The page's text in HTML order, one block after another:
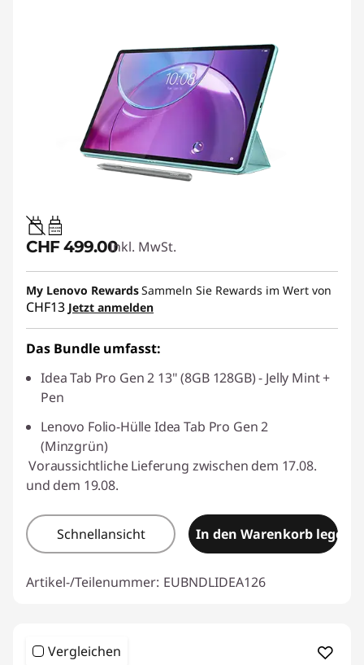
20W-60W
USB PD
CHF 499.00Inkl. MwSt.
My Lenovo RewardsSammeln Sie Rewards im Wert von
CHF13 Jetzt anmelden
Das Bundle umfasst:
Idea Tab Pro Gen 2 13" (8GB 128GB) - Jelly Mint +
Pen
Lenovo Folio-Hülle Idea Tab Pro Gen 2
(Minzgrün)
Voraussichtliche Lieferung zwischen dem 17.08.
und dem 19.08.
Schnellansicht In den Warenkorb legen
Artikel-/Teilenummer: EUBNDLIDEA126
Vergleichen